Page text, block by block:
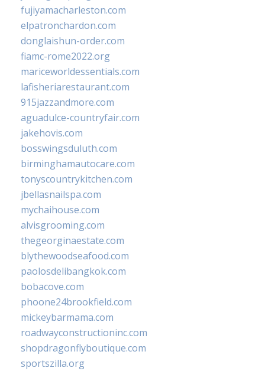
fujiyamacharleston.com
elpatronchardon.com
donglaishun-order.com
fiamc-rome2022.org
mariceworldessentials.com
lafisheriarestaurant.com
915jazzandmore.com
aguadulce-countryfair.com
jakehovis.com
bosswingsduluth.com
birminghamautocare.com
tonyscountrykitchen.com
jbellasnailspa.com
mychaihouse.com
alvisgrooming.com
thegeorginaestate.com
blythewoodseafood.com
paolosdelibangkok.com
bobacove.com
phoone24brookfield.com
mickeybarmama.com
roadwayconstructioninc.com
shopdragonflyboutique.com
sportszilla.org